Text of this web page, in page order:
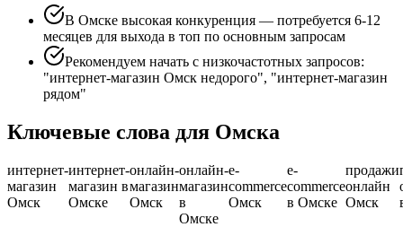
В Омске высокая конкуренция — потребуется 6-12
месяцев для выхода в топ по основным запросам
Рекомендуем начать с низкочастотных запросов:
"интернет-магазин Омск недорого", "интернет-магазин
рядом"
Ключевые слова для Омска
интернет-
магазин
Омск
интернет-
магазин в
Омске
онлайн-
магазин
Омск
онлайн-
магазин
в
Омске
e-
commerce
Омск
e-
commerce
в Омске
продажи
онлайн
Омск